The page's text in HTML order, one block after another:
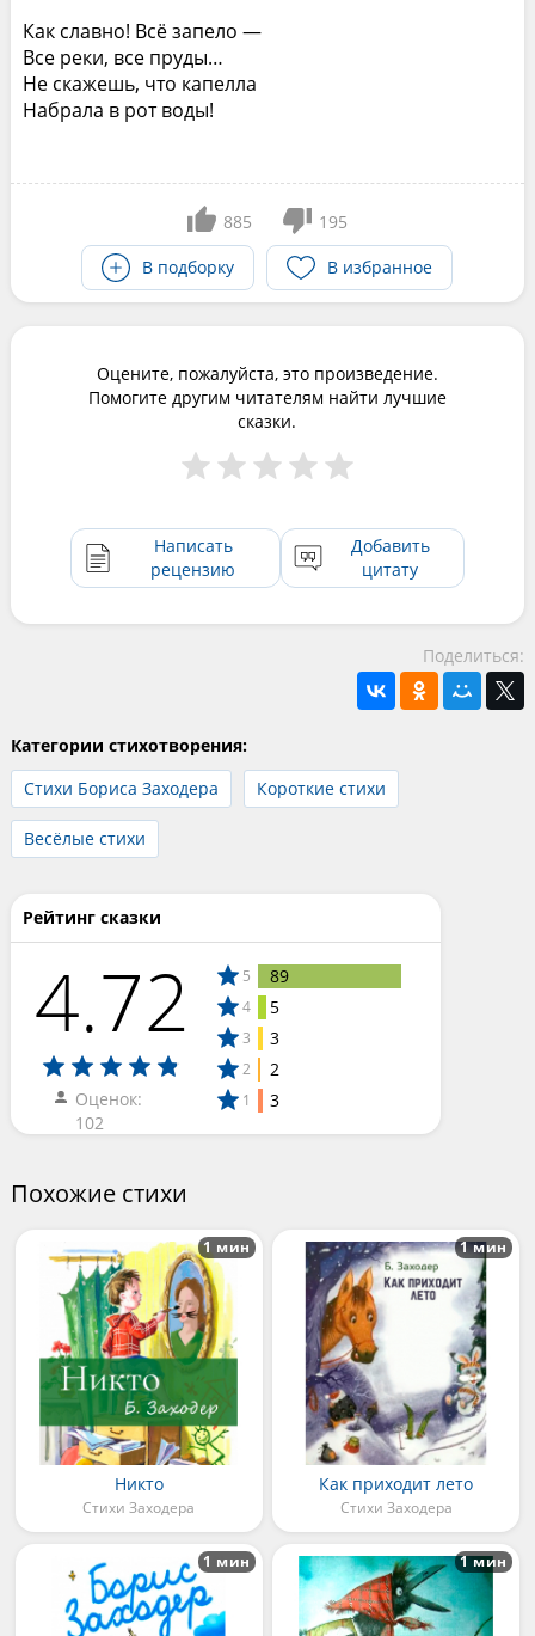
Как славно! Всё запело —
Все реки, все пруды…
Не скажешь, что капелла
Набрала в рот воды!
885
195
В подборку
В избранное
Оцените, пожалуйста, это произведение.
Помогите другим читателям найти лучшие
сказки.
Написать
рецензию
Добавить
цитату
Поделиться:
Категории стихотворения:
Стихи Бориса Заходера
Короткие стихи
Весёлые стихи
Рейтинг сказки
4.72
Оценок:
102
5 89
4 5
3 3
2 2
1 3
Похожие стихи
Никто
Стихи Заходера
1 мин
Как приходит лето
Стихи Заходера
1 мин
1 мин 1 мин